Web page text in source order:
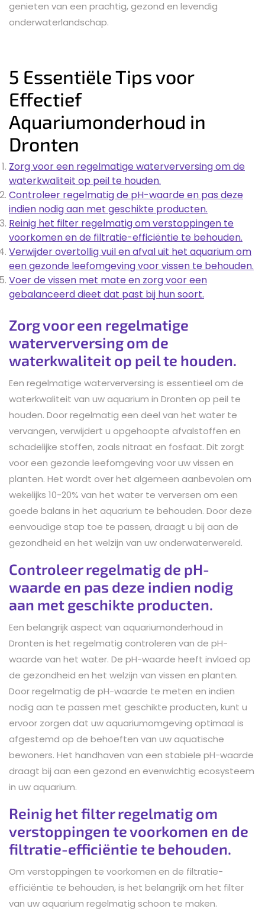
genieten van een prachtig, gezond en levendig
onderwaterlandschap.
5 Essentiële Tips voor
Effectief
Aquariumonderhoud in
Dronten
Zorg voor een regelmatige waterverversing om de
waterkwaliteit op peil te houden.
Controleer regelmatig de pH-waarde en pas deze
indien nodig aan met geschikte producten.
Reinig het filter regelmatig om verstoppingen te
voorkomen en de filtratie-efficiëntie te behouden.
Verwijder overtollig vuil en afval uit het aquarium om
een gezonde leefomgeving voor vissen te behouden.
Voer de vissen met mate en zorg voor een
gebalanceerd dieet dat past bij hun soort.
Zorg voor een regelmatige
waterverversing om de
waterkwaliteit op peil te houden.
Een regelmatige waterverversing is essentieel om de
waterkwaliteit van uw aquarium in Dronten op peil te
houden. Door regelmatig een deel van het water te
vervangen, verwijdert u opgehoopte afvalstoffen en
schadelijke stoffen, zoals nitraat en fosfaat. Dit zorgt
voor een gezonde leefomgeving voor uw vissen en
planten. Het wordt over het algemeen aanbevolen om
wekelijks 10-20% van het water te verversen om een
goede balans in het aquarium te behouden. Door deze
eenvoudige stap toe te passen, draagt u bij aan de
gezondheid en het welzijn van uw onderwaterwereld.
Controleer regelmatig de pH-
waarde en pas deze indien nodig
aan met geschikte producten.
Een belangrijk aspect van aquariumonderhoud in
Dronten is het regelmatig controleren van de pH-
waarde van het water. De pH-waarde heeft invloed op
de gezondheid en het welzijn van vissen en planten.
Door regelmatig de pH-waarde te meten en indien
nodig aan te passen met geschikte producten, kunt u
ervoor zorgen dat uw aquariumomgeving optimaal is
afgestemd op de behoeften van uw aquatische
bewoners. Het handhaven van een stabiele pH-waarde
draagt bij aan een gezond en evenwichtig ecosysteem
in uw aquarium.
Reinig het filter regelmatig om
verstoppingen te voorkomen en de
filtratie-efficiëntie te behouden.
Om verstoppingen te voorkomen en de filtratie-
efficiëntie te behouden, is het belangrijk om het filter
van uw aquarium regelmatig schoon te maken.